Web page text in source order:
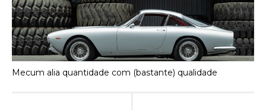
Mecum alia quantidade com (bastante) qualidade